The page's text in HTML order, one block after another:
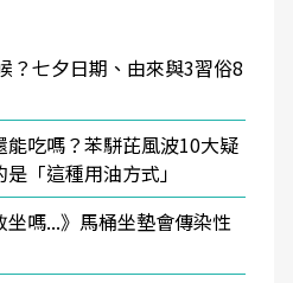
？七夕日期、由來與3習俗8
能吃嗎？苯駢芘風波10大疑
「這種用油方式」
坐嗎...》馬桶坐墊會傳染性